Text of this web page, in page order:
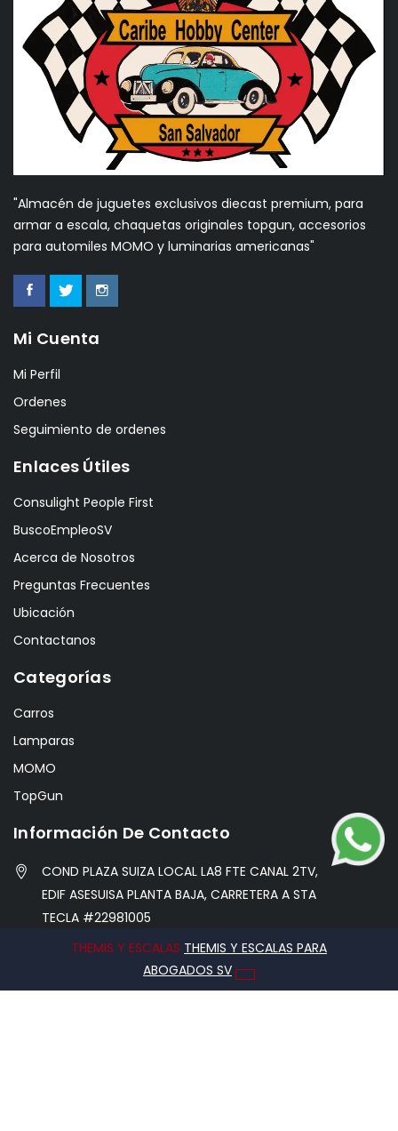
"Almacén de juguetes exclusivos diecast premium, para
armar a escala, chaquetas originales topgun, accesorios
para automiles MOMO y luminarias americanas"
Mi Cuenta
Mi Perfil
Ordenes
Seguimiento de ordenes
Enlaces Útiles
Consulight People First
BuscoEmpleoSV
Acerca de Nosotros
Preguntas Frecuentes
Ubicación
Contactanos
Categorías
Carros
Lamparas
MOMO
TopGun
Información De Contacto
COND PLAZA SUIZA LOCAL LA8 FTE CANAL 2TV,
EDIF ASESUISA PLANTA BAJA, CARRETERA A STA
TECLA #22981005
info@hobbycentersv.com
76971338
THEMIS Y ESCALAS THEMIS Y ESCALAS PARA
ABOGADOS SV